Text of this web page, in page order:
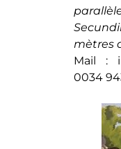
mètres
Mail :
0034